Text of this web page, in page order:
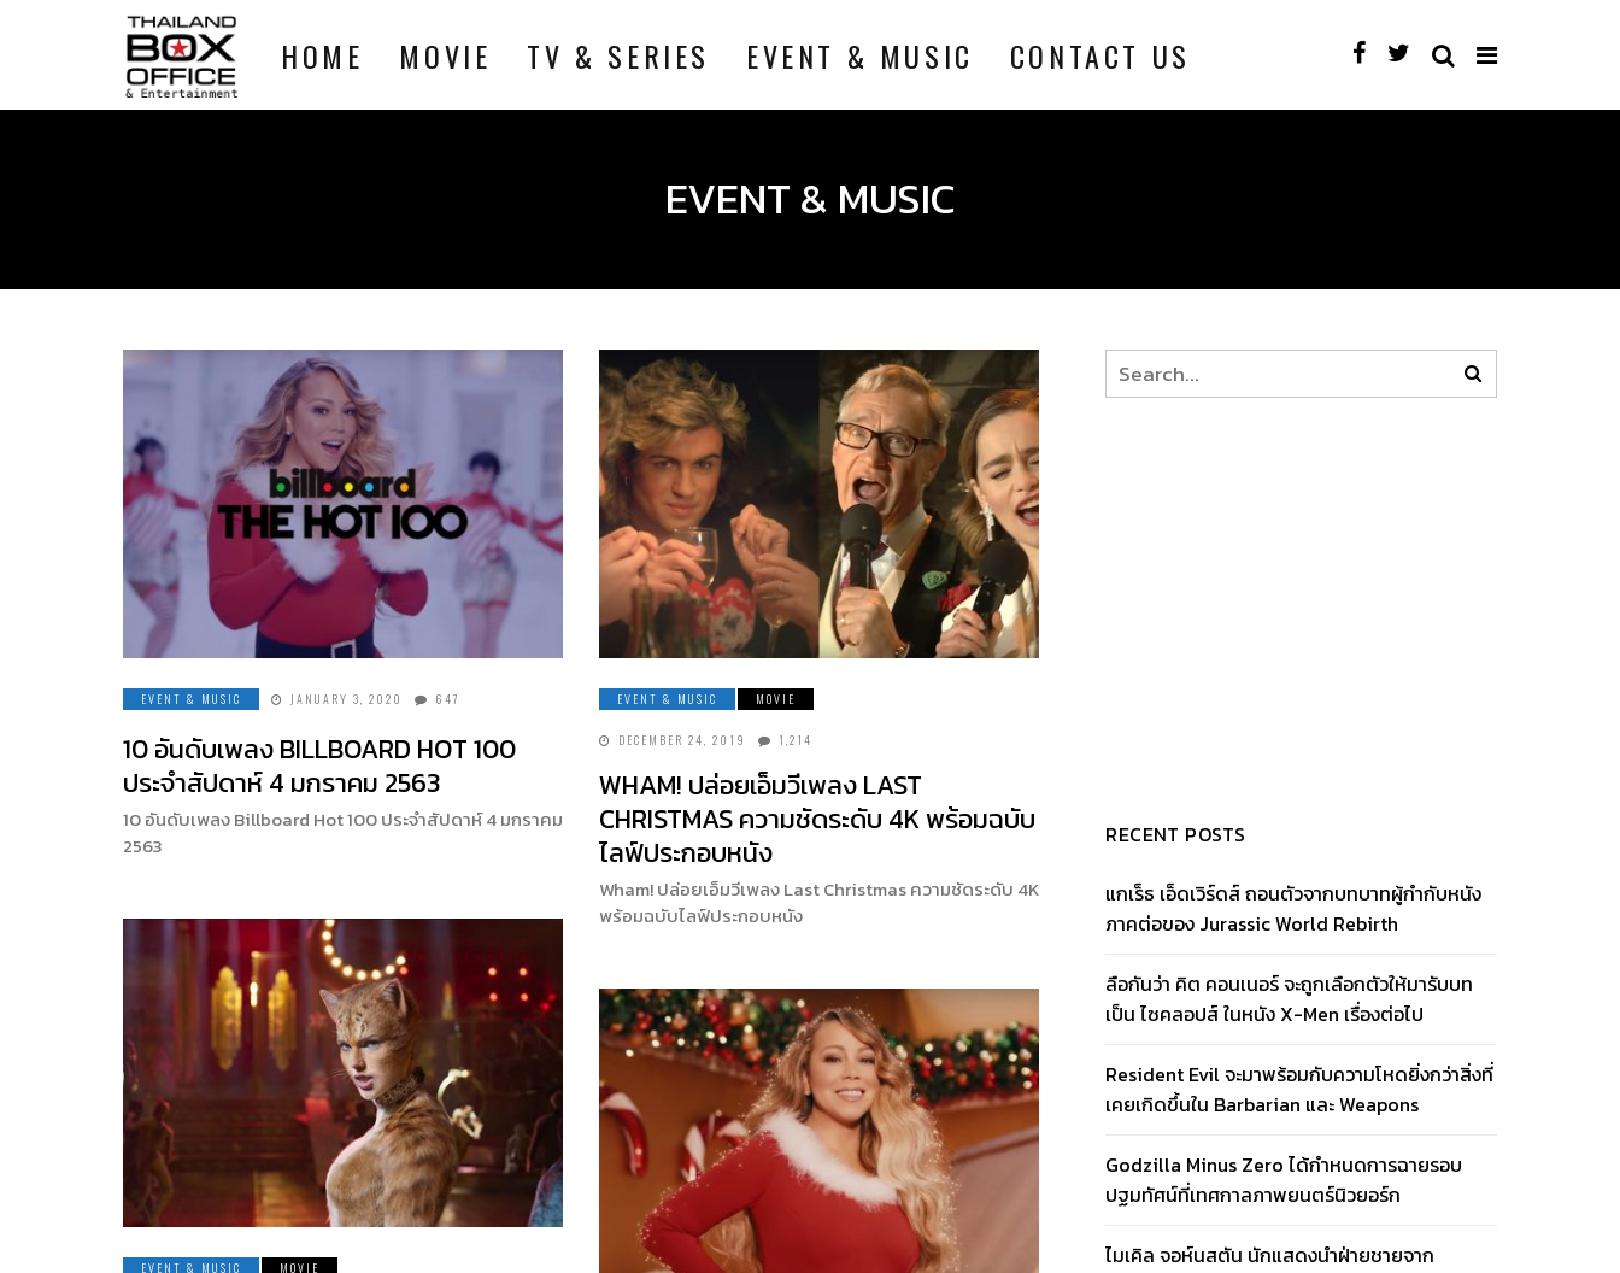
HOME MOVIE TV & SERIES EVENT & MUSIC CONTACT US
EVENT & MUSIC
EVENT & MUSIC JANUARY 3, 2020 647
10 อันดับเพลง BILLBOARD HOT 100
ประจำสัปดาห์ 4 มกราคม 2563
10 อันดับเพลง Billboard Hot 100 ประจำสัปดาห์ 4 มกราคม
2563
EVENT & MUSIC MOVIE
DECEMBER 24, 2019 1,214
WHAM! ปล่อยเอ็มวีเพลง LAST
CHRISTMAS ความชัดระดับ 4K พร้อมฉบับ
ไลฟ์ประกอบหนัง
Wham! ปล่อยเอ็มวีเพลง Last Christmas ความชัดระดับ 4K
พร้อมฉบับไลฟ์ประกอบหนัง
EVENT & MUSIC MOVIE
RECENT POSTS
แกเร็ธ เอ็ดเวิร์ดส์ ถอนตัวจากบทบาทผู้กำกับหนัง
ภาคต่อของ Jurassic World Rebirth
ลือกันว่า คิต คอนเนอร์ จะถูกเลือกตัวให้มารับบท
เป็น ไซคลอปส์ ในหนัง X-Men เรื่องต่อไป
Resident Evil จะมาพร้อมกับความโหดยิ่งกว่าสิ่งที่
เคยเกิดขึ้นใน Barbarian และ Weapons
Godzilla Minus Zero ได้กำหนดการฉายรอบ
ปฐมทัศน์ที่เทศกาลภาพยนตร์นิวยอร์ก
ไมเคิล จอห์นสตัน นักแสดงนำฝ่ายชายจาก